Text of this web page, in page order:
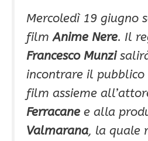
Mercoledì 19 giugno
filmAnime Nere. Il
Francesco Munzi
incontrare il pubblico
film assieme
Ferracane e alla
Valmarana, la quale